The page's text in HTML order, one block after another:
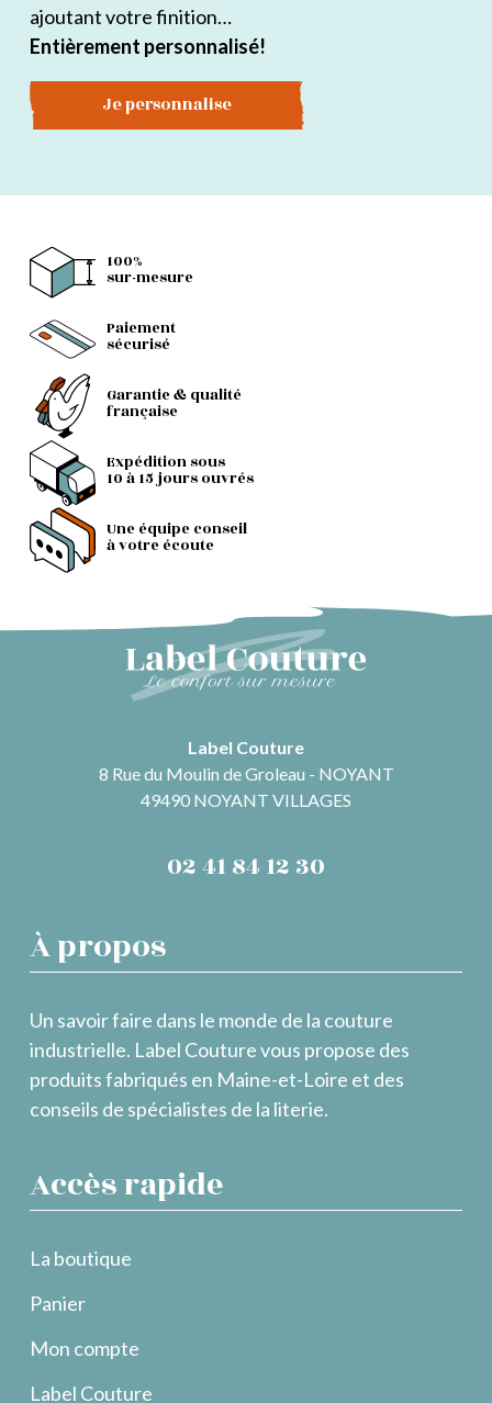
ajoutant votre finition…
Entièrement personnalisé!
Je personnalise
100%
sur-mesure
Paiement
sécurisé
Garantie & qualité
française
Expédition sous
10 à 15 jours ouvrés
Une équipe conseil
à votre écoute
Label Couture
8 Rue du Moulin de Groleau - NOYANT
49490 NOYANT VILLAGES
02 41 84 12 30
À propos
Un savoir faire dans le monde de la couture
industrielle. Label Couture vous propose des
produits fabriqués en Maine-et-Loire et des
conseils de spécialistes de la literie.
Accès rapide
La boutique
Panier
Mon compte
Label Couture